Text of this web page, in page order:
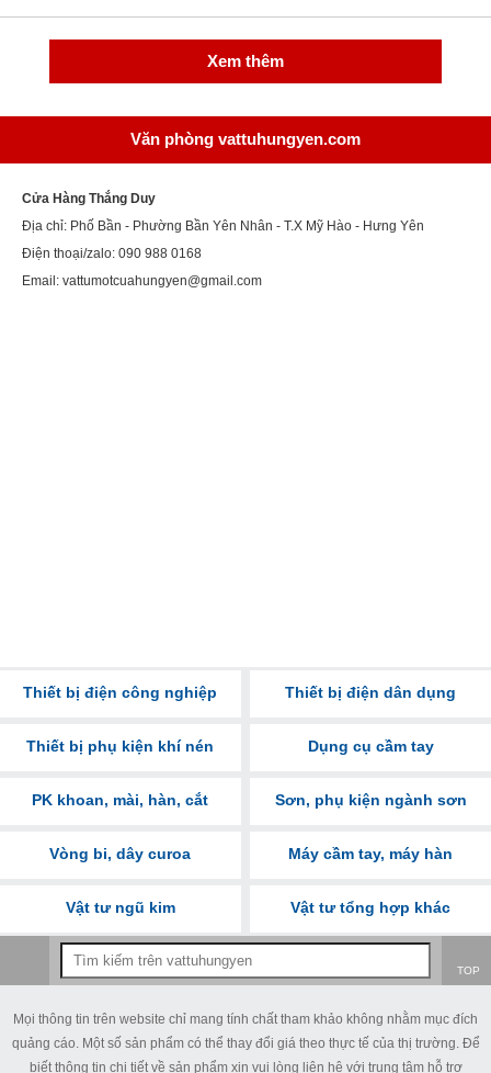
Xem thêm
Văn phòng vattuhungyen.com
Cửa Hàng Thắng Duy
Địa chỉ: Phố Bần - Phường Bần Yên Nhân - T.X Mỹ Hào - Hưng Yên
Điện thoại/zalo: 090 988 0168
Email: vattumotcuahungyen@gmail.com
Thiết bị điện công nghiệp Thiết bị điện dân dụng
Thiết bị phụ kiện khí nén Dụng cụ cầm tay
PK khoan, mài, hàn, cắt Sơn, phụ kiện ngành sơn
Vòng bi, dây curoa Máy cầm tay, máy hàn
Vật tư ngũ kim Vật tư tổng hợp khác
TOP
Mọi thông tin trên website chỉ mang tính chất tham khảo không nhằm mục đích
quảng cáo. Một số sản phẩm có thể thay đổi giá theo thực tế của thị trường. Để
biết thông tin chi tiết về sản phẩm xin vui lòng liên hệ với trung tâm hỗ trợ